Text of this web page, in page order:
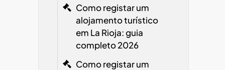
Como registar um
alojamento turístico
em La Rioja: guia
completo 2026
Como registar um